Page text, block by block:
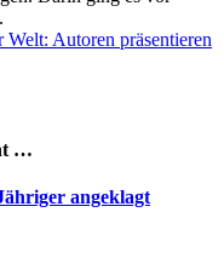
Autoren präsentieren
…
angeklagt